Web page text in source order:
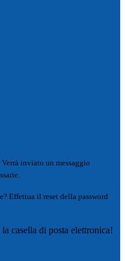
Verrà inviato un messaggio
Effettua il reset della password
casella di posta elettronica!